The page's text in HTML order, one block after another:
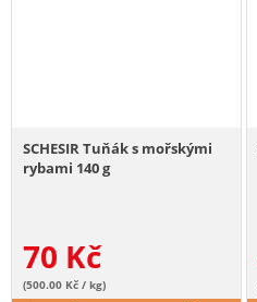
SCHESIR Tuňák s mořskými
rybami 140 g
70 Kč
(500.00 Kč / kg)